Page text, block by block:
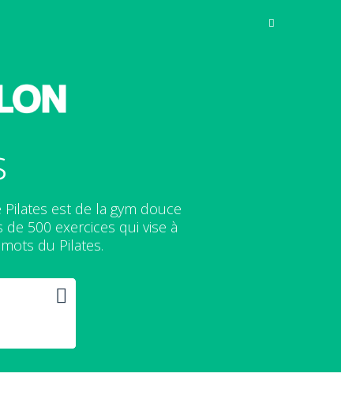
est de la gym douce
500 exercices qui vise à
du Pilates.